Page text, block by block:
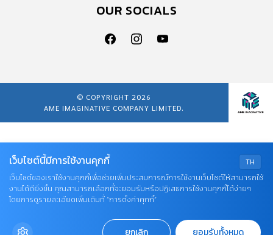
OUR SOCIALS
© COPYRIGHT 2026
AME IMAGINATIVE COMPANY LIMITED.
TH
เว็บไซต์นี้มีการใช้งานคุกกี้
เว็บไซต์ของเราใช้งานคุกกี้เพื่อช่วยเพิ่มประสบการณ์การใช้งานเว็บไซต์ให้สามารถใช้
งานได้ดียิ่งขึ้น คุณสามารถเลือกที่จะยอมรับหรือปฏิเสธการใช้งานคุกกี้ได้ง่ายๆ
โดยการดูรายละเอียดเพิ่มเติมที่ “การตั้งค่าคุกกี้”
ยกเลิก ยอมรับทั้งหมด